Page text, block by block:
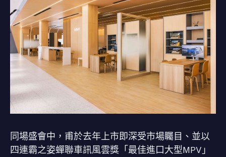
同場盛會中，甫於去年上市即深受市場矚目、並以
四連霸之姿蟬聯車訊風雲獎「最佳進口大型MPV」